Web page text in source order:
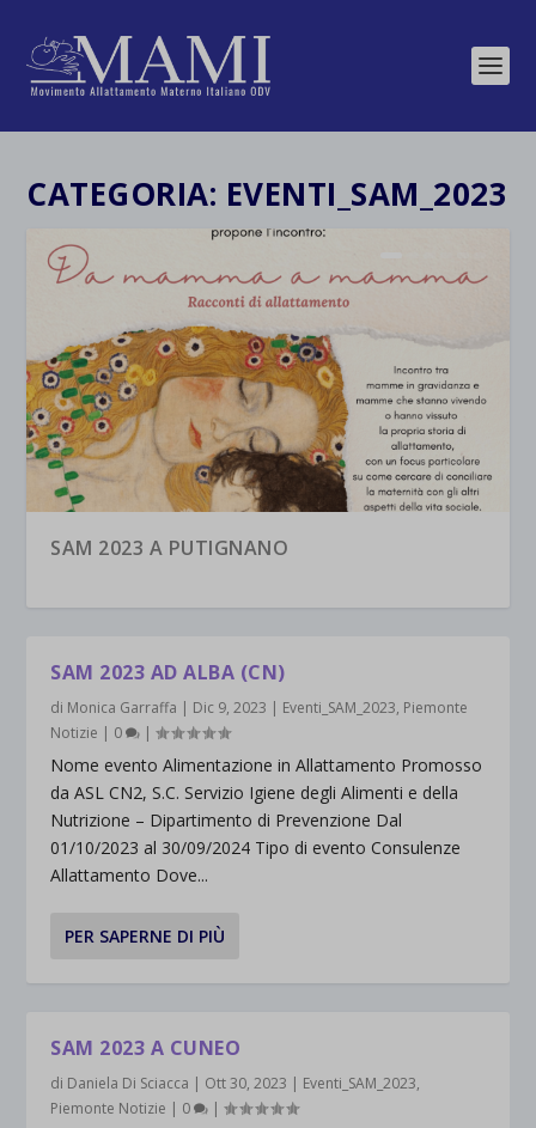
CATEGORIA: EVENTI_SAM_2023
SAM 2023 A PUTIGNANO
SAM 2023 A TREVISO
SAM 2023 A BRESCIA
SAM 2023 A COSENZA
SAM 2023 – 11° FLASH MOB “ALLATTIAMO
INSIEME” DELL...
SAM 2023 A PALERMO CON RESOCONTO
SAM 2023 AD ALBA (CN)
di Monica Garraffa | Dic 9, 2023 | Eventi_SAM_2023, Piemonte
Notizie | 0 |
Nome evento Alimentazione in Allattamento Promosso
da ASL CN2, S.C. Servizio Igiene degli Alimenti e della
Nutrizione – Dipartimento di Prevenzione Dal
01/10/2023 al 30/09/2024 Tipo di evento Consulenze
Allattamento Dove...
PER SAPERNE DI PIÙ
SAM 2023 A CUNEO
di Daniela Di Sciacca | Ott 30, 2023 | Eventi_SAM_2023,
Piemonte Notizie | 0 |